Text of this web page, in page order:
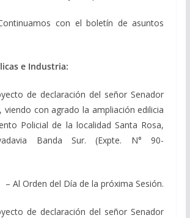
con el boletín de asuntos
e Industria:
declaración del señor Senador
viendo con agrado la ampliación edilicia
Policial de la localidad Santa Rosa,
Banda Sur. (Expte. N° 90-
– Al Orden del Día de la próxima Sesión.
declaración del señor Senador